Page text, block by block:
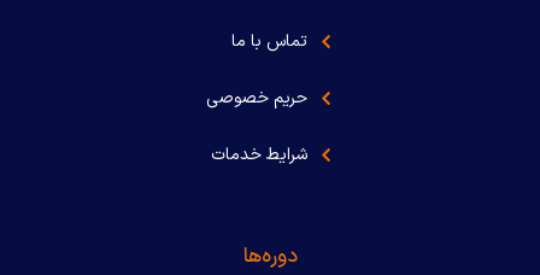
تماس با ما
حریم خصوصی
شرایط خدمات
دوره‌ها